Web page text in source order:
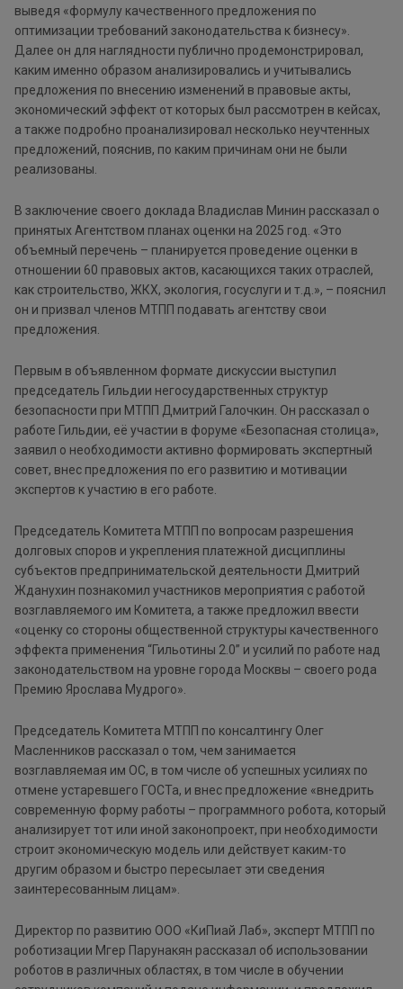
выведя «формулу качественного предложения по
оптимизации требований законодательства к бизнесу».
Далее он для наглядности публично продемонстрировал,
каким именно образом анализировались и учитывались
предложения по внесению изменений в правовые акты,
экономический эффект от которых был рассмотрен в кейсах,
а также подробно проанализировал несколько неучтенных
предложений, пояснив, по каким причинам они не были
реализованы.
В заключение своего доклада Владислав Минин рассказал о
принятых Агентством планах оценки на 2025 год. «Это
объемный перечень – планируется проведение оценки в
отношении 60 правовых актов, касающихся таких отраслей,
как строительство, ЖКХ, экология, госуслуги и т.д.», – пояснил
он и призвал членов МТПП подавать агентству свои
предложения.
Первым в объявленном формате дискуссии выступил
председатель Гильдии негосударственных структур
безопасности при МТПП Дмитрий Галочкин. Он рассказал о
работе Гильдии, её участии в форуме «Безопасная столица»,
заявил о необходимости активно формировать экспертный
совет, внес предложения по его развитию и мотивации
экспертов к участию в его работе.
Председатель Комитета МТПП по вопросам разрешения
долговых споров и укрепления платежной дисциплины
субъектов предпринимательской деятельности Дмитрий
Жданухин познакомил участников мероприятия с работой
возглавляемого им Комитета, а также предложил ввести
«оценку со стороны общественной структуры качественного
эффекта применения “Гильотины 2.0” и усилий по работе над
законодательством на уровне города Москвы – своего рода
Премию Ярослава Мудрого».
Председатель Комитета МТПП по консалтингу Олег
Масленников рассказал о том, чем занимается
возглавляемая им ОС, в том числе об успешных усилиях по
отмене устаревшего ГОСТа, и внес предложение «внедрить
современную форму работы – программного робота, который
анализирует тот или иной законопроект, при необходимости
строит экономическую модель или действует каким-то
другим образом и быстро пересылает эти сведения
заинтересованным лицам».
Директор по развитию ООО «КиПиай Лаб», эксперт МТПП по
роботизации Мгер Парунакян рассказал об использовании
роботов в различных областях, в том числе в обучении